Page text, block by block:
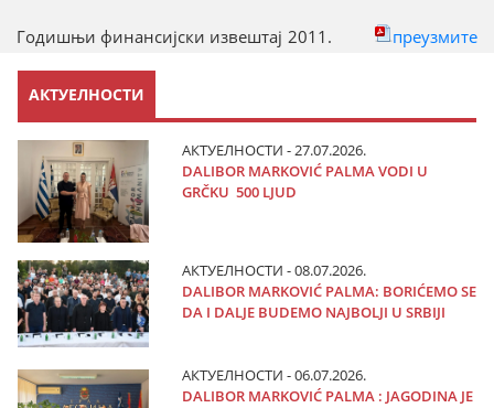
Годишњи финансијски извештај 2011.
преузмите
АКТУЕЛНОСТИ
АКТУЕЛНОСТИ - 27.07.2026.
DALIBOR MARKOVIĆ PALMA VODI U
GRČKU 500 LJUD
АКТУЕЛНОСТИ - 08.07.2026.
DALIBOR MARKOVIĆ PALMA: BORIĆEMO SE
DA I DALJE BUDEMO NAJBOLJI U SRBIJI
АКТУЕЛНОСТИ - 06.07.2026.
DALIBOR MARKOVIĆ PALMA : JAGODINA JE